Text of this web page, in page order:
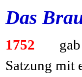
Das
1752 gab
Satzung mit